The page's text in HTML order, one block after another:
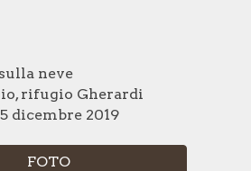
neve
rifugio Gherardi
dicembre 2019
FOTO